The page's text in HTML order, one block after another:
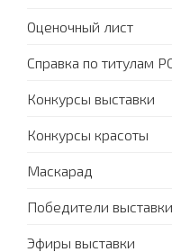
Оценочный лист
Справка по титулам
Конкурсы выставки
Конкурсы красоты
Маскарад
Победители выставки
Эфиры выставки